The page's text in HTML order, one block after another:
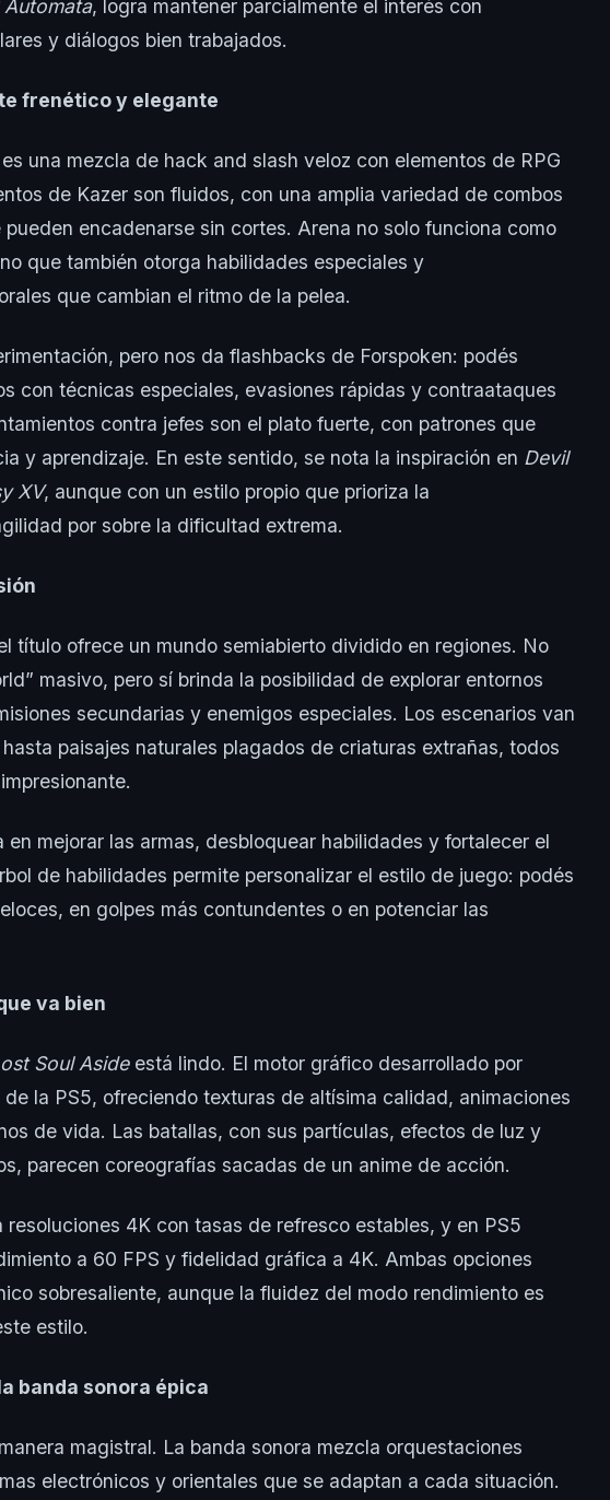
Automata, logra mantener parcialmente el interés con
y diálogos bien trabajados.
frenético y elegante
una mezcla de hack and slash veloz con elementos de RPG
de Kazer son fluidos, con una amplia variedad de combos
encadenarse sin cortes. Arena no solo funciona como
que también otorga habilidades especiales y
que cambian el ritmo de la pelea.
pero nos da flashbacks de Forspoken: podés
con técnicas especiales, evasiones rápidas y contraataques
contra jefes son el plato fuerte, con patrones que
y aprendizaje. En este sentido, se nota la inspiración en Devil
XV, aunque con un estilo propio que prioriza la
por sobre la dificultad extrema.
título ofrece un mundo semiabierto dividido en regiones. No
masivo, pero sí brinda la posibilidad de explorar entornos
secundarias y enemigos especiales. Los escenarios van
paisajes naturales plagados de criaturas extrañas, todos
en mejorar las armas, desbloquear habilidades y fortalecer el
de habilidades permite personalizar el estilo de juego: podés
en golpes más contundentes o en potenciar las
va bien
Soul Asideestá lindo. El motor gráfico desarrollado por
la PS5, ofreciendo texturas de altísima calidad, animaciones
de vida. Las batallas, con sus partículas, efectos de luz y
parecen coreografías sacadas de un anime de acción.
resoluciones 4K con tasas de refresco estables, y en PS5
a 60 FPS y fidelidad gráfica a 4K. Ambas opciones
sobresaliente, aunque la fluidez del modo rendimiento es
estilo.
banda sonora épica
magistral. La banda sonora mezcla orquestaciones
electrónicos y orientales que se adaptan a cada situación.